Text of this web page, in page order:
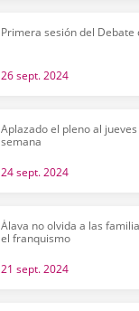
Primera sesión del Debate
26 sept. 2024
Aplazado el pleno al
semana
24 sept. 2024
Álava no olvida a las
el franquismo
21 sept. 2024